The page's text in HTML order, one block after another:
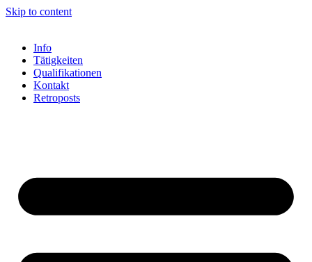
Skip to content
Info
Tätigkeiten
Qualifikationen
Kontakt
Retroposts